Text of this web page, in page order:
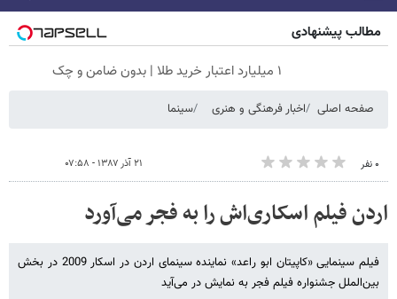
مطالب پیشنهادی
۱ میلیارد اعتبار خرید طلا | بدون ضامن و چک
صفحه اصلی اخبار فرهنگی و هنری سینما
۰ نفر ۲۱ آذر ۱۳۸۷ - ۰۷:۵۸
اردن فیلم اسکاری‌اش را به فجر می‌آورد
فیلم سینمایی «کاپیتان ابو راعد» نماینده سینمای اردن در اسکار 2009 در بخش
بین‌الملل جشنواره فیلم فجر به نمایش در می‌آید